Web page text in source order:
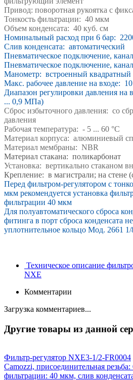
Привод: поворотная рукоятка с
Тонкость фильтрации: 40 мкм
Объем конденсата: 40 куб. см
Номинальный расход при 6 бар:
Слив конденсата: автоматический
Пневматическое подключение,
Пневматическое подключение,
Манометр: встроенный квадратный
Макс. рабочее давление на входе:
Диапазон регулировки давления на
... 0,9 МПа)
Сброс избыточного давления: со
давления
Рабочая температура: - 5 ... 60 °C
Материал корпуса: алюминиевый
Материал мембраны: NBR
Материал стакана: поликарбонат
Установка: вертикально стаканом
Крепление: в магистрали; на стене
Перед фильтром-регулятором с
мкм рекомендуется установка
фильтрации 40 мкм
Для полуавтоматического сброса
фитинга в порт сброса конденсата
уплотнительное кольцо Мод. 2661 1/
Техническое описание
NXE
Комментарии
Загрузка комментариев...
Другие товары из данной
Фильтр-регулятор NXE3-1/2-FR0004
Camozzi, присоединительная
фильтрации: 40 мкм, слив